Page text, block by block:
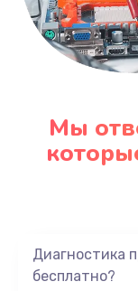
Мы
Диагностика
бесплатно?